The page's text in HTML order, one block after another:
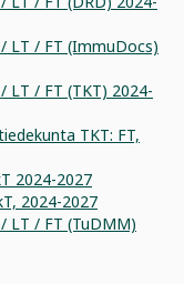
LT / FT (ImmuDocs)
LT / FT (TKT) 2024-
TKT: FT,
2024-2027
2024-2027
LT / FT (TuDMM)